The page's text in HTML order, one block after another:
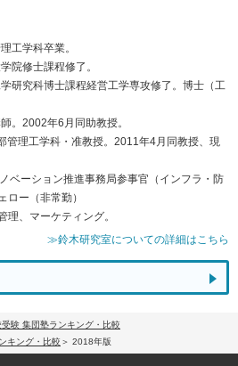
工学科卒業。
院修士課程修了。
研究科博士課程経営工学専攻修了。博士（工
。2002年6月同助教授。
管理工学科・准教授。2011年4月同教授、現
ベーション推進事務局参事官（インフラ・防
ロー（非常勤）
理、マーケティング。
≫鈴木研究室についての詳細はこちら
受験 集団塾ランキング・比較
キング・比較
2018年版